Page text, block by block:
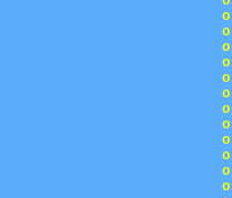
o
o
o
o
o
o
o
o
o
o
o
o